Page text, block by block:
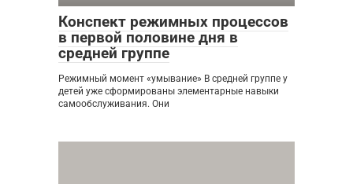
Конспект режимных процессов
в первой половине дня в
средней группе
Режимный момент «умывание» В средней группе у
детей уже сформированы элементарные навыки
самообслуживания. Они